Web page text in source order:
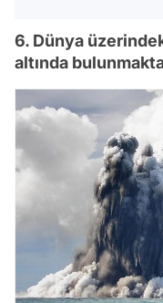
6. Dünya
altında